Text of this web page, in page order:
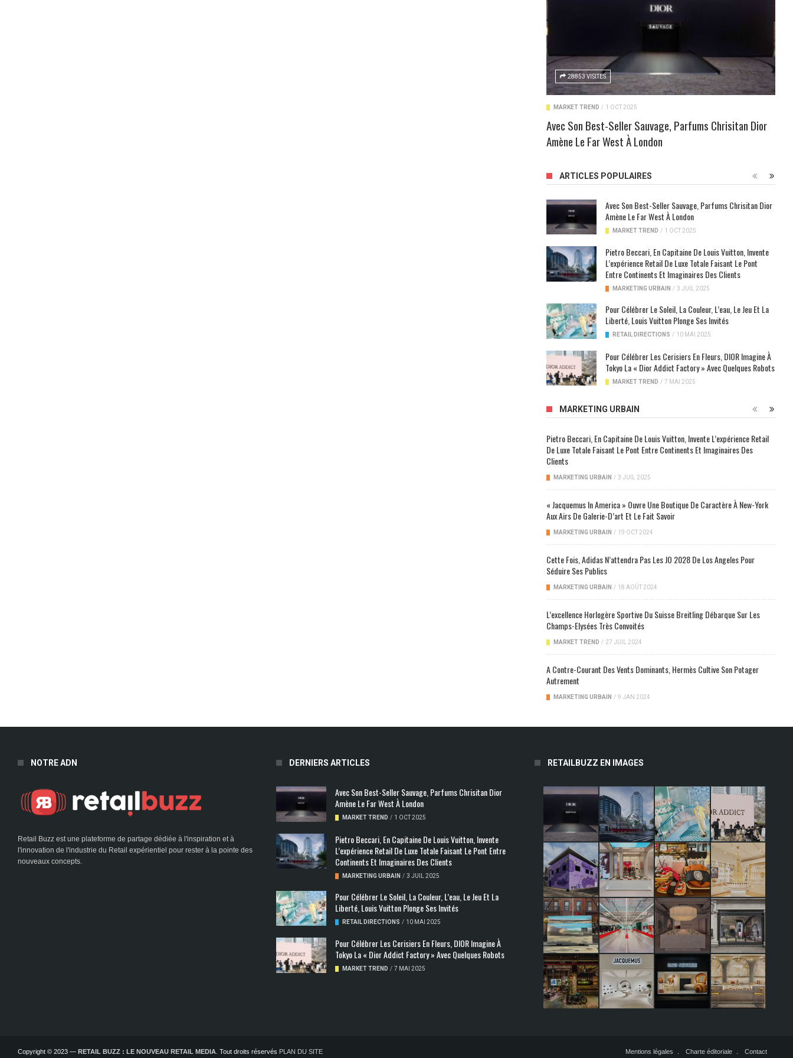
28853 VISITES
MARKET TREND / 1 OCT 2025
Avec Son Best-Seller Sauvage, Parfums Chrisitan Dior
Amène Le Far West À London
ARTICLES POPULAIRES
Avec Son Best-Seller Sauvage, Parfums Chrisitan Dior
Amène Le Far West À London
MARKET TREND / 1 OCT 2025
Pietro Beccari, En Capitaine De Louis Vuitton, Invente
L’expérience Retail De Luxe Totale Faisant Le Pont
Entre Continents Et Imaginaires Des Clients
MARKETING URBAIN / 3 JUIL 2025
Pour Célébrer Le Soleil, La Couleur, L’eau, Le Jeu Et La
Liberté, Louis Vuitton Plonge Ses Invités
RETAIL DIRECTIONS / 10 MAI 2025
Pour Célébrer Les Cerisiers En Fleurs, DIOR Imagine À
Tokyo La « Dior Addict Factory » Avec Quelques Robots
MARKET TREND / 7 MAI 2025
MARKETING URBAIN
Pietro Beccari, En Capitaine De Louis Vuitton, Invente L’expérience Retail
De Luxe Totale Faisant Le Pont Entre Continents Et Imaginaires Des
Clients
MARKETING URBAIN / 3 JUIL 2025
« Jacquemus In America » Ouvre Une Boutique De Caractère À New-York
Aux Airs De Galerie-D’art Et Le Fait Savoir
MARKETING URBAIN / 19 OCT 2024
Cette Fois, Adidas N’attendra Pas Les JO 2028 De Los Angeles Pour
Séduire Ses Publics
MARKETING URBAIN / 18 AOÛT 2024
L’excellence Horlogère Sportive Du Suisse Breitling Débarque Sur Les
Champs-Elysées Très Convoités
MARKET TREND / 27 JUIL 2024
A Contre-Courant Des Vents Dominants, Hermès Cultive Son Potager
Autrement
MARKETING URBAIN / 9 JAN 2024
NOTRE ADN
Retail Buzz est une plateforme de partage dédiée à l'inspiration et à
l'innovation de l'industrie du Retail expérientiel pour rester à la pointe des
nouveaux concepts.
DERNIERS ARTICLES
Avec Son Best-Seller Sauvage, Parfums Chrisitan Dior
Amène Le Far West À London
MARKET TREND / 1 OCT 2025
Pietro Beccari, En Capitaine De Louis Vuitton, Invente
L’expérience Retail De Luxe Totale Faisant Le Pont Entre
Continents Et Imaginaires Des Clients
MARKETING URBAIN / 3 JUIL 2025
Pour Célébrer Le Soleil, La Couleur, L’eau, Le Jeu Et La
Liberté, Louis Vuitton Plonge Ses Invités
RETAIL DIRECTIONS / 10 MAI 2025
Pour Célébrer Les Cerisiers En Fleurs, DIOR Imagine À
Tokyo La « Dior Addict Factory » Avec Quelques Robots
MARKET TREND / 7 MAI 2025
RETAILBUZZ EN IMAGES
Copyright © 2023 — RETAIL BUZZ : LE NOUVEAU RETAIL MEDIA. Tout droits réservés PLAN DU SITE Mentions légales Charte éditoriale Contact